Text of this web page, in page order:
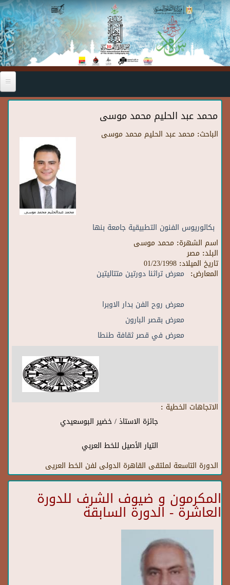
Skip to main content
محمد عبد الحليم محمد موسى
الباحث: محمد عبد الحليم محمد موسى
بكالوريوس الفنون التطبيقية جامعة بنها
اسم الشهرة: محمد موسى
البلد: مصر
تاريخ الميلاد: 01/23/1998
المعارض: معرض تراثنا دورتين متتاليتين
معرض روح الفن بدار الاوبرا
معرض بقصر البارون
معرض في قصر ثقافة طنطا
الاتجاهات الخطية :
جائزة الاستاذ / خضير البوسعيدي
التيار الأصيل للخط العربي
الدورة التاسعة لملتقى القاهرة الدولى لفن الخط العريى
المكرمون و ضيوف الشرف للدورة
العاشرة - الدورة السابقة